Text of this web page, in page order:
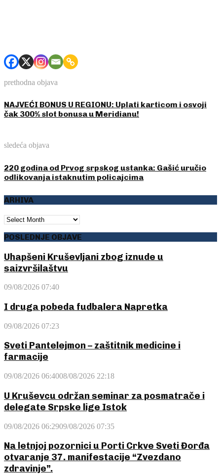
prethodna objava
NAJVEĆI BONUS U REGIONU: Uplati karticom i osvoji
čak 300% slot bonusa u Meridianu!
sledeća objava
220 godina od Prvog srpskog ustanka: Gašić uručio
odlikovanja istaknutim policajcima
ARHIVA
ARHIVA
POSLEDNJE OBJAVE
Uhapšeni Kruševljani zbog iznude u
saizvršilaštvu
09/08/2026 07:40
I druga pobeda fudbalera Napretka
09/08/2026 07:23
Sveti Pantelejmon – zaštitnik medicine i
farmacije
09/08/2026 06:4008/08/2026 22:18
U Kruševcu održan seminar za posmatrače i
delegate Srpske lige Istok
09/08/2026 06:2909/08/2026 07:35
Na letnjoj pozornici u Porti Crkve Sveti Đorđa
otvaranje 37. manifestacije “Zvezdano
zdravinje”.